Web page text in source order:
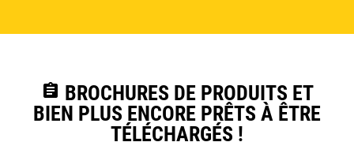
assignment BROCHURES DE PRODUITS ET
BIEN PLUS ENCORE PRÊTS À ÊTRE
TÉLÉCHARGÉS !